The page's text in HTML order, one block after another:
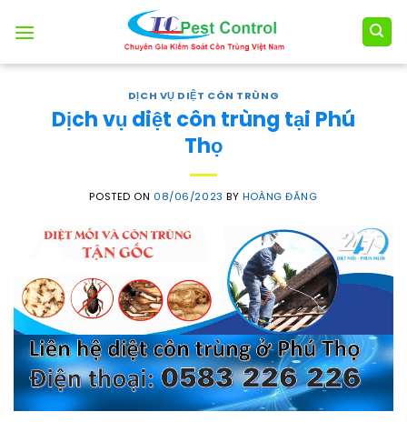
DỊCH VỤ DIỆT CÔN TRÙNG
Dịch vụ diệt côn trùng tại Phú
Thọ
POSTED ON 08/06/2023 BY HOÀNG ĐĂNG